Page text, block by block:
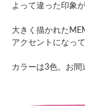
よって違った印象
大きく描かれた
アクセントになって
カラーは3色。お間